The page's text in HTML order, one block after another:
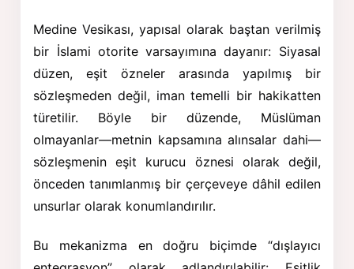
Medine Vesikası, yapısal olarak baştan verilmiş
bir İslami otorite varsayımına dayanır: Siyasal
düzen, eşit özneler arasında yapılmış bir
sözleşmeden değil, iman temelli bir hakikatten
türetilir. Böyle bir düzende, Müslüman
olmayanlar—metnin kapsamına alınsalar dahi—
sözleşmenin eşit kurucu öznesi olarak değil,
önceden tanımlanmış bir çerçeveye dâhil edilen
unsurlar olarak konumlandırılır.
Bu mekanizma en doğru biçimde “dışlayıcı